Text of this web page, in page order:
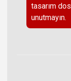
tasarım
unutmayın.